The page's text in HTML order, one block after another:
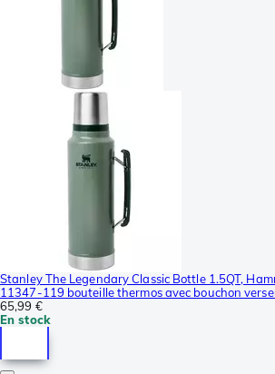
Stanley The Legendary Classic Bottle 1.5QT,
11347-119 bouteille thermos avec bouchon
65,99 €
En stock